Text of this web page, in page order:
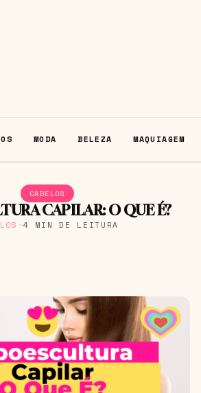
MODA BELEZA MAQUIAGEM
CABELOS
CAPILAR: O QUE É?
·4 MIN DE LEITURA